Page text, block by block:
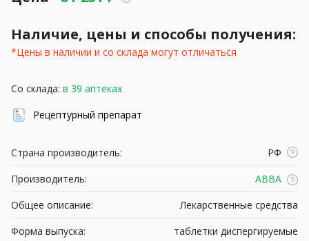
Наличие, цены и способы получения:
*Цены в наличии и со склада могут отличаться
Со склада: в 39 аптеках
Рецептурный препарат
Страна производитель:
РФ
Производитель:
АВВА
Общее описание:
Лекарственные средства
Форма выпуска:
таблетки диспергируемые